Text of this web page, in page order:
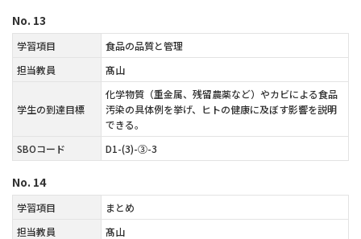
No. 13
学習項目
食品の品質と管理
担当教員
髙山
学生の到達目標
化学物質（重金属、残留農薬など）やカビによる食品
汚染の具体例を挙げ、ヒトの健康に及ぼす影響を説明
できる。
SBOコード
D1-(3)-③-3
No. 14
学習項目
まとめ
担当教員
髙山